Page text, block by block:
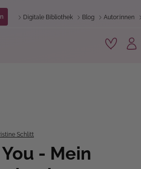
Digitale Bibliothek Blog Autor:innen
Schlitt
- Mein